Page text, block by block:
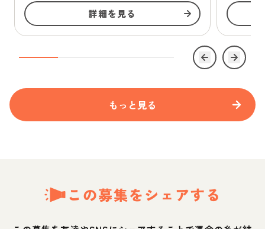
詳細を見る
もっと見る
この募集をシェアする